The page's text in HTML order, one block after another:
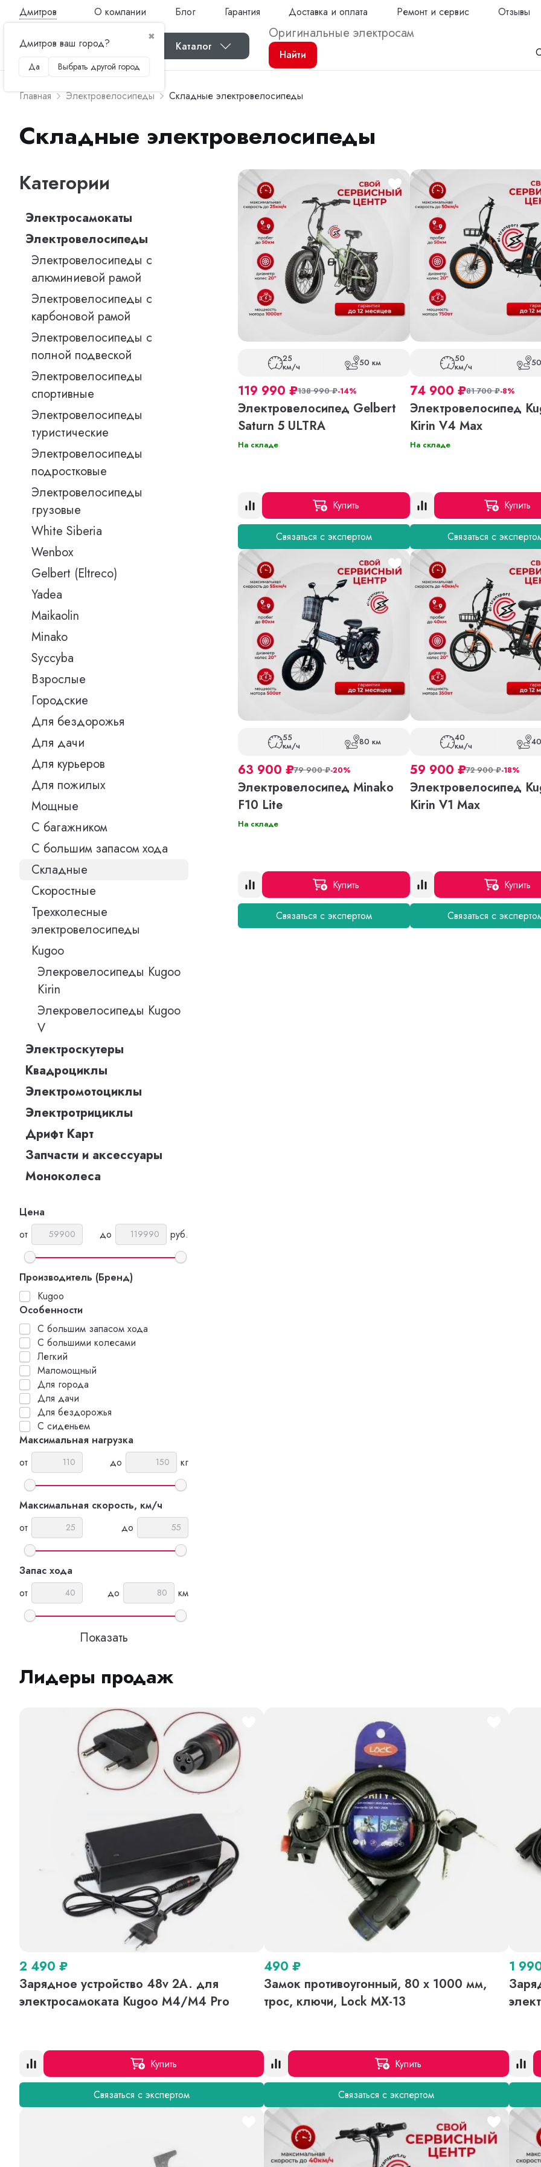
Дмитров
✖
Дмитров ваш город?
Да Выбрать другой город
О компании Блог Гарантия Доставка и оплата Ремонт и сервис Отзывы
Каталог
Найти
Главная Электровелосипеды Складные электровелосипеды
Складные электровелосипеды
Категории
Электросамокаты
Электровелосипеды
Электровелосипеды с
алюминиевой рамой
Электровелосипеды с
карбоновой рамой
Электровелосипеды с
полной подвеской
Электровелосипеды
спортивные
Электровелосипеды
туристические
Электровелосипеды
подростковые
Электровелосипеды
грузовые
White Siberia
Wenbox
Gelbert (Eltreco)
Yadea
Maikaolin
Minako
Syccyba
Взрослые
Городские
Для бездорожья
Для дачи
Для курьеров
Для пожилых
Мощные
С багажником
С большим запасом хода
Складные
Скоростные
Трехколесные
электровелосипеды
Kugoo
Элекровелосипеды Kugoo
Kirin
Элекровелосипеды Kugoo
V
Электроскутеры
Квадроциклы
Электромотоциклы
Электротрициклы
Дрифт Карт
Запчасти и аксессуары
Моноколеса
Цена
от
до руб.
Производитель (Бренд)
Kugoo
Особенности
С большим запасом хода
С большими колесами
Легкий
Маломощный
Для города
Для дачи
Для бездорожья
С сиденьем
Максимальная нагрузка
от
до кг
Максимальная скорость, км/ч
от
до
Запас хода
от
до км
25
км/ч 50 км
119 990 ₽138 990₽-14%
Электровелосипед Gelbert
Saturn 5 ULTRA
На складе
Купить
Связаться с экспертом
50
км/ч
74 900 ₽81 700₽-8%
Электровелосипед
Kirin V4 Max
На складе
Купить
Связаться с
55
км/ч 80 км
63 900 ₽79 900₽-20%
Электровелосипед Minako
F10 Lite
На складе
Купить
Связаться с экспертом
40
км/ч
59 900 ₽72 900₽-18%
Электровелосипед
Kirin V1 Max
Купить
Связаться с
Лидеры продаж
2 490 ₽
Зарядное устройство 48v 2A. для
электросамоката Kugoo M4/M4 Pro
Купить
Связаться с экспертом
490₽
Замок противоугонный, 80 х 1000 мм,
трос, ключи, Lock MX-13
Купить
Связаться с экспертом
1